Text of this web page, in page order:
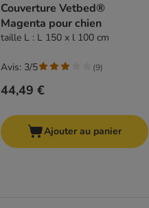
Couverture Vetbed®
Magenta pour chien
taille L : L 150 x l 100 cm
44,49 €
Avis: 3/5 (9)
Ajouter au panier